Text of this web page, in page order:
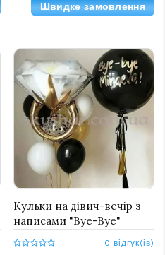
Швидке замовлення
Кульки на дівич-вечір з
написами "Bye-Bye"
0 відгук(ів)